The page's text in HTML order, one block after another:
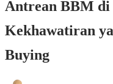
Antrean BBM di
Kekhawatiran
Buying